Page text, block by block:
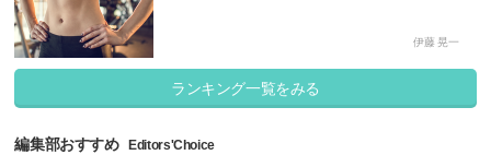
伊藤 晃一
ランキング一覧をみる
編集部おすすめ Editors'Choice